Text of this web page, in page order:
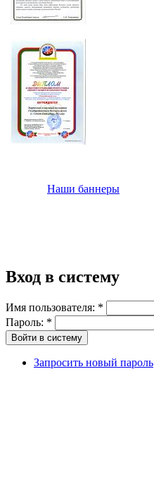
Наши баннеры
Вход в систему
Имя пользователя: *
Пароль: *
Запросить новый пароль